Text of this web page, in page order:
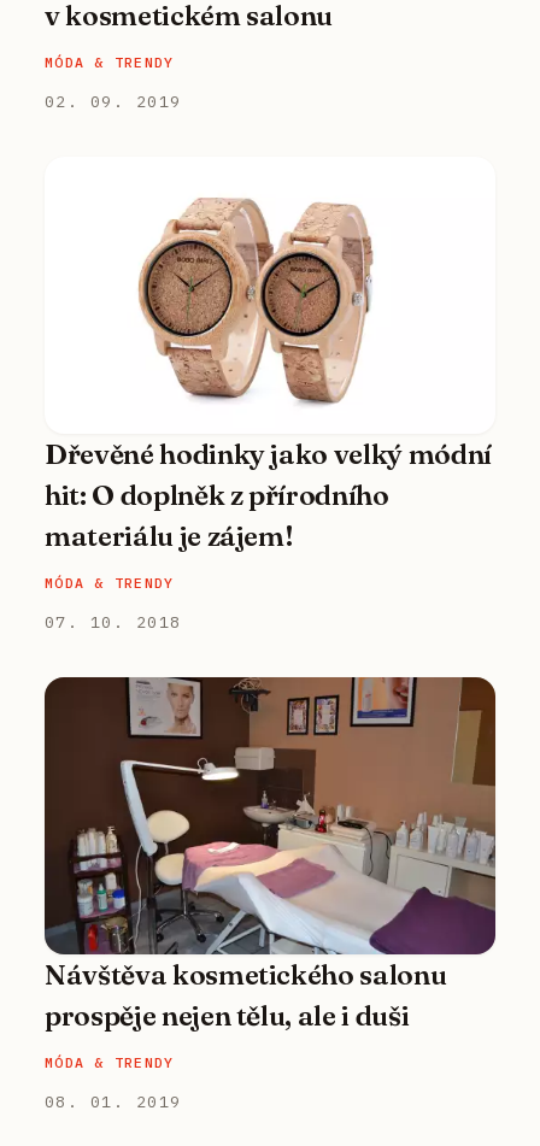
v kosmetickém salonu
MÓDA & TRENDY
02. 09. 2019
Dřevěné hodinky jako velký módní
hit: O doplněk z přírodního
materiálu je zájem!
MÓDA & TRENDY
07. 10. 2018
Návštěva kosmetického salonu
prospěje nejen tělu, ale i duši
MÓDA & TRENDY
08. 01. 2019